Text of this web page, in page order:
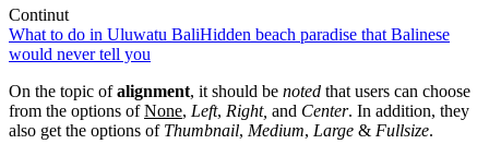
Continut
What to do in Uluwatu BaliHidden beach paradise that Balinese
would never tell you
On the topic ofalignment, it should be noted that users can choose
from the options ofNone, Left, Right, and Center. In addition, they
also get the options of Thumbnail, Medium, Large & Fullsize.